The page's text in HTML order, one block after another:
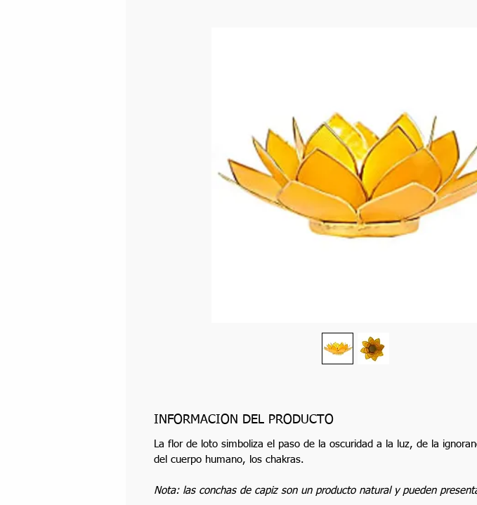
INFORMACIÓN DEL PRODUCTO
La flor de loto simboliza el paso de la oscuridad a la luz, de la
del cuerpo humano, los chakras.
Nota: las conchas de capiz son un producto natural y pueden